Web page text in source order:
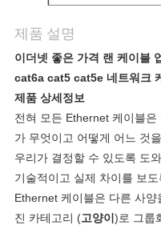
요
뉴
스
경
우
제품 설명
이더넷 좋은 가격 랜 케이블
cat6a cat5 cat5e 네트워크
제품 상세정보
전혀 모든 Ethernet 케이블
가 무엇이고 어떻게 어느 것
우리가 결정할 수 있도록 도
기술적이고 실제 차이를 보
Ethernet 케이블은 다른 사
진 카테고리 (고양이 )로 그룹